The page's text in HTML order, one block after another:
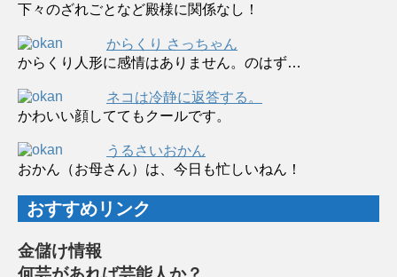
下々のざれごとなど殿様に関係なし！
からくり さっちゃん
からくり人形に感情はありません。のはず…
ネコは冷静に返答する。
かわいい顔しててもクールです。
うるさいおかん
おかん（お母さん）は、今日も忙しいねん！
おすすめリンク
金儲け情報